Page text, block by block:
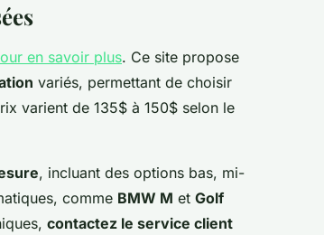
en savoir plus. Ce site propose
variés, permettant de choisir
varient de 135$ à 150$ selon le
, incluant des options bas, mi-
comme BMW M et Golf
contactez le service client